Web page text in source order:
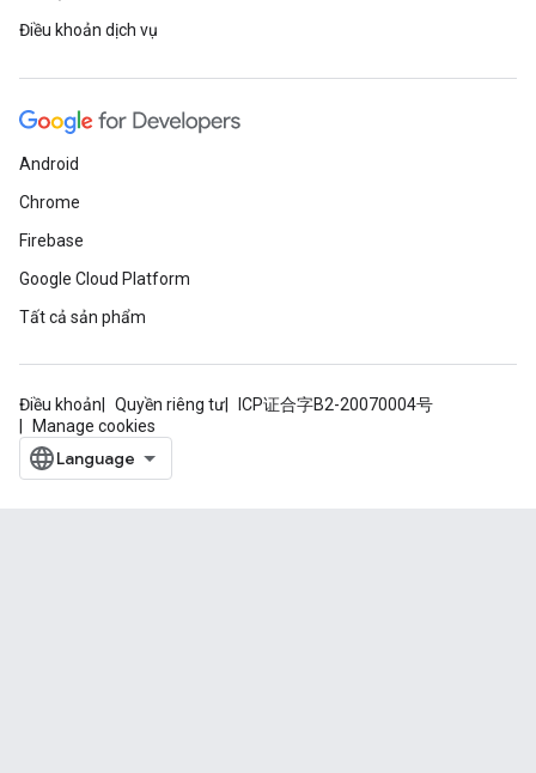
Điều khoản dịch vụ
Android
Chrome
Firebase
Google Cloud Platform
Tất cả sản phẩm
Điều khoản Quyền riêng tư
ICP证合字B2-20070004号
Manage cookies